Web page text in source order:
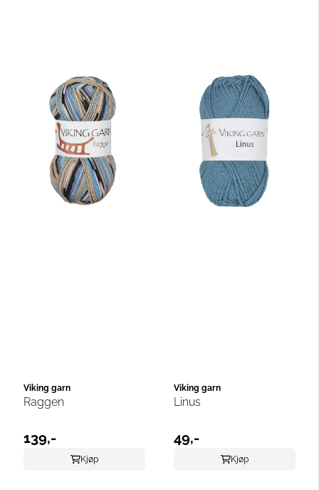
Viking garn
Raggen
139,-
Kjøp
Viking garn
Linus
49,-
Kjøp